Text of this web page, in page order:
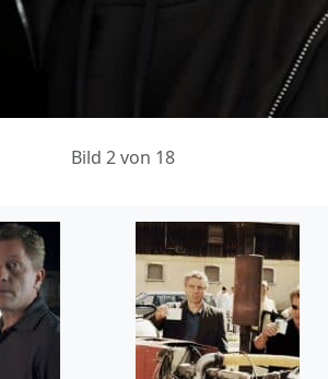
Bild 2 von 18